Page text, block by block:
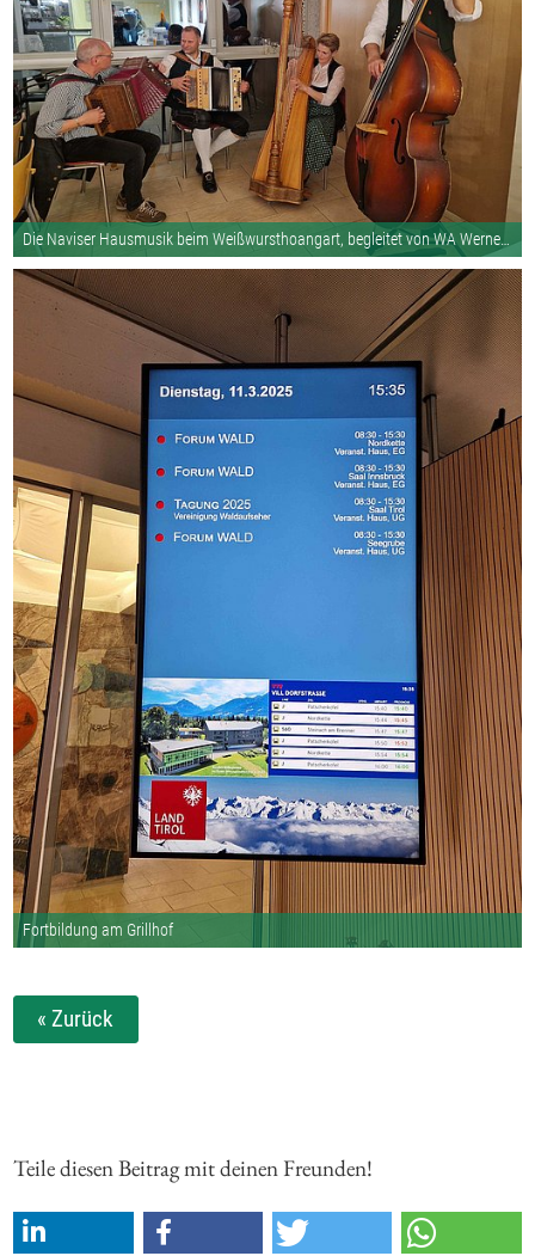
Die Naviser Hausmusik beim Weißwursthoangart, begleitet von WA Werner
Fortbildung am Grillhof
« Zurück
Teile diesen Beitrag mit deinen Freunden!